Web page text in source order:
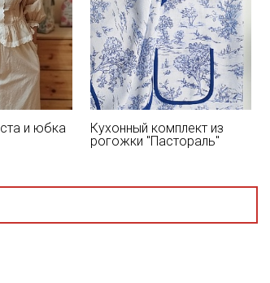
и юбка
Кухонный комплект из
рогожки "Пастораль"